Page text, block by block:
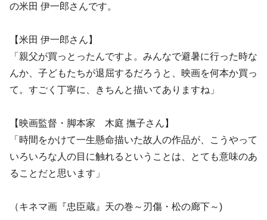
の米田 伊一郎さんです。
【米田 伊一郎さん】
「親父が買っとったんですよ。みんなで避暑に行った時な
んか、子どもたちが退屈するだろうと、映画を何本か買っ
て。すごく丁寧に、きちんと描いてありますね」
【映画監督・脚本家 木庭 撫子さん】
「時間をかけて一生懸命描いた故人の作品が、こうやって
いろいろな人の目に触れるということは、とても意味のあ
ることだと思います」
（キネマ画『忠臣蔵』天の巻～刃傷・松の廊下～)